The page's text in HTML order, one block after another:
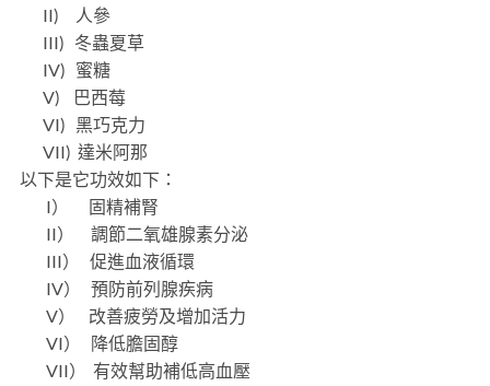
II) 人參
III) 冬蟲夏草
IV) 蜜糖
V) 巴西莓
VI) 黑巧克力
VII) 達米阿那
以下是它功效如下：
I） 固精補腎
II） 調節二氧雄腺素分泌
III） 促進血液循環
IV） 預防前列腺疾病
V） 改善疲勞及增加活力
VI） 降低膽固醇
VII） 有效幫助補低高血壓